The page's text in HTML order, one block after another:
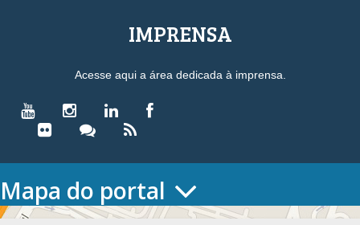
IMPRENSA
Acesse aqui a área dedicada à imprensa.
Mapa do portal
HOME